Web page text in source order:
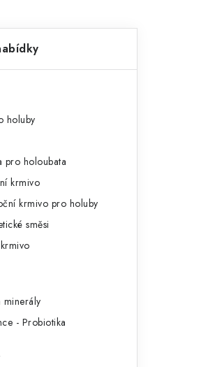
holuby
pro holoubata
krmivo
krmivo pro holuby
směsi
minerály
- Probiotika